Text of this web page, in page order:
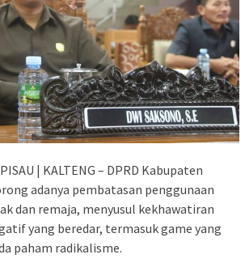
| KALTENG – DPRD Kabupaten
adanya pembatasan penggunaan
dan remaja, menyusul kekhawatiran
yang beredar, termasuk game yang
paham radikalisme.